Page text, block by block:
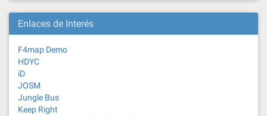
Enlaces de Interés
F4map Demo
HDYC
iD
JOSM
Jungle Bus
Keep Right